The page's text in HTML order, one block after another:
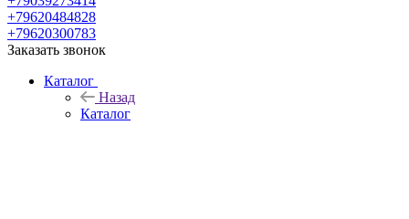
+79620484828
+79620300783
Заказать звонок
Каталог
Назад
Каталог